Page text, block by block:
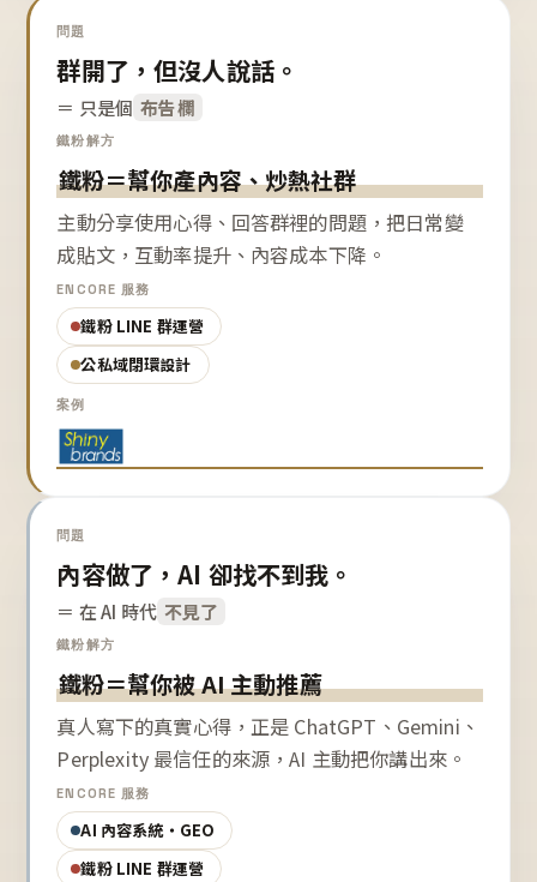
問題
群開了，但沒人說話。
＝ 只是個 布告欄
鐵粉解方
鐵粉＝幫你產內容、炒熱社群
主動分享使用心得、回答群裡的問題，把日常變
成貼文，互動率提升、內容成本下降。
ENCORE 服務
鐵粉 LINE 群運營
公私域閉環設計
案例
問題
內容做了，AI 卻找不到我。
＝ 在 AI 時代 不見了
鐵粉解方
鐵粉＝幫你被 AI 主動推薦
真人寫下的真實心得，正是 ChatGPT、Gemini、
Perplexity 最信任的來源，AI 主動把你講出來。
ENCORE 服務
AI 內容系統・GEO
鐵粉 LINE 群運營